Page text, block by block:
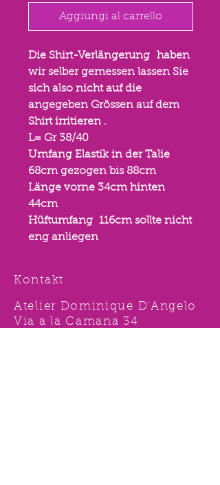
Aggiungi al carrello
Die Shirt-Verlängerung haben
wir selber gemessen lassen Sie
sich also nicht auf die
angegeben Grössen auf dem
Shirt irritieren .
L= Gr 38/40
Umfang Elastik in der Talie
68cm gezogen bis 88cm
Länge vorne 34cm hinten
44cm
Hüftumfang 116cm sollte nicht
eng anliegen
Kontakt
Atelier Dominique D'Angelo
Via a la Camana 34